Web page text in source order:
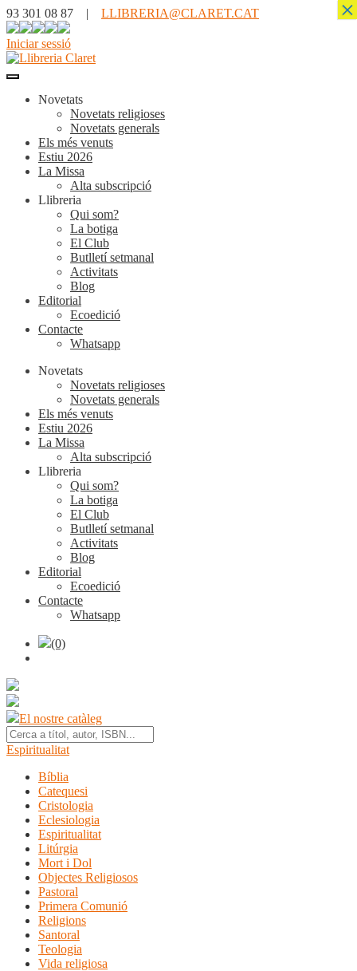
93 301 08 87 | LLIBRERIA@CLARET.CAT
Iniciar sessió
Novetats
Novetats religioses
Novetats generals
Els més venuts
Estiu 2026
La Missa
Alta subscripció
Llibreria
Qui som?
La botiga
El Club
Butlletí setmanal
Activitats
Blog
Editorial
Ecoedició
Contacte
Whatsapp
Novetats
Novetats religioses
Novetats generals
Els més venuts
Estiu 2026
La Missa
Alta subscripció
Llibreria
Qui som?
La botiga
El Club
Butlletí setmanal
Activitats
Blog
Editorial
Ecoedició
Contacte
Whatsapp
(0)
El nostre catàleg
Espiritualitat
Bíblia
Catequesi
Cristologia
Eclesiologia
Espiritualitat
Litúrgia
Mort i Dol
Objectes Religiosos
Pastoral
Primera Comunió
Religions
Santoral
Teologia
Vida religiosa
×